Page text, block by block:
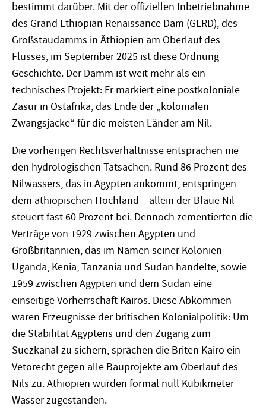
bestimmt darüber. Mit der offiziellen Inbetriebnahme
des Grand Ethiopian Renaissance Dam (GERD), des
Großstaudamms in Äthiopien am Oberlauf des
Flusses, im September 2025 ist diese Ordnung
Geschichte. Der Damm ist weit mehr als ein
technisches Projekt: Er markiert eine postkoloniale
Zäsur in Ostafrika, das Ende der „kolonialen
Zwangsjacke“ für die meisten Länder am Nil.
Die vorherigen Rechtsverhältnisse entsprachen nie
den hydrologischen Tatsachen. Rund 86 Prozent des
Nilwassers, das in Ägypten ankommt, entspringen
dem äthiopischen Hochland – allein der Blaue Nil
steuert fast 60 Prozent bei. Dennoch zementierten die
Verträge von 1929 zwischen Ägypten und
Großbritannien, das im Namen seiner Kolonien
Uganda, Kenia, Tanzania und Sudan handelte, sowie
1959 zwischen Ägypten und dem Sudan eine
einseitige Vorherrschaft Kairos. Diese Abkommen
waren Erzeugnisse der britischen Kolonialpolitik: Um
die Stabilität Ägyptens und den Zugang zum
Suezkanal zu sichern, sprachen die Briten Kairo ein
Vetorecht gegen alle Bauprojekte am Oberlauf des
Nils zu. Äthiopien wurden formal null Kubikmeter
Wasser zugestanden.